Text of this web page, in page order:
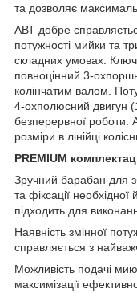
та дозволяє
АВТ добре
потужності мийки та
складних умовах.
повноцінний 3-
колінчатим валом.
4-охполюсний двигун
безперервної роботи.
розміри в лінійці
PREMIUM
Зручний барабан для
та фіксації
підходить для
Наявність змінної
справляється з
Можливість подачі
максимізації